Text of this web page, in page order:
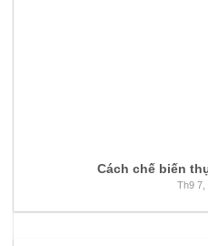
Cách chế biến
Th9 7,